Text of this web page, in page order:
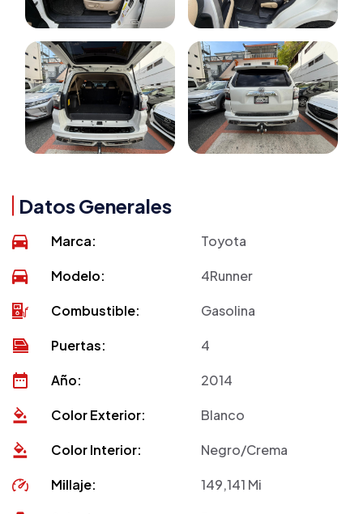
Datos Generales
Marca: Toyota
Modelo: 4Runner
Combustible: Gasolina
Puertas: 4
Año: 2014
Color Exterior: Blanco
Color Interior: Negro/Crema
Millaje: 149,141 Mi